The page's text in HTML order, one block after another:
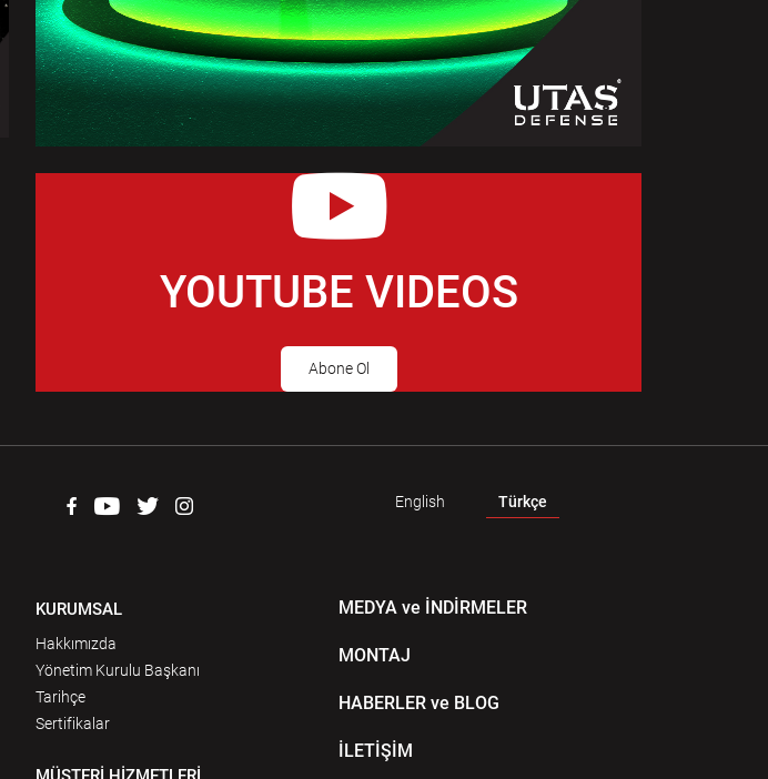
YOUTUBE VIDEOS
Abone Ol
English Türkçe
KURUMSAL
Hakkımızda
Yönetim Kurulu Başkanı
Tarihçe
Sertifikalar
MEDYA ve İNDİRMELER
MONTAJ
HABERLER ve BLOG
İLETİŞİM